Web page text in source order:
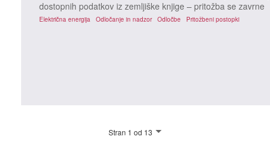
dostopnih podatkov iz zemljiške knjige – pritožba se zavrne
Električna energija Odločanje in nadzor Odločbe Pritožbeni postopki
Stran 1 od 13